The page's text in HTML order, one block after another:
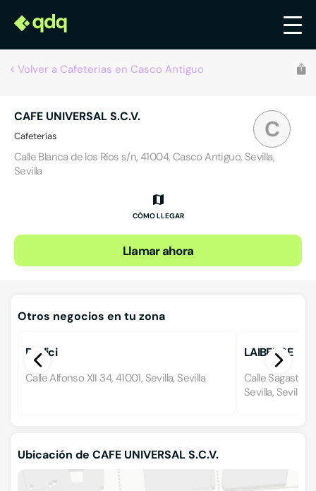
Volver a Cafeterias en Casco Antiguo
C
CAFE UNIVERSAL S.C.V.
Cafeterías
Calle Blanca de los Ríos s/n, 41004, Casco Antiguo, Sevilla,
Sevilla
CÓMO LLEGAR
Llamar ahora
Otros negocios en tu zona
Dodici
Calle Alfonso XII 34, 41001, Sevilla, Sevilla
LAIBENSE
Calle Sagasta
Sevilla, Sevilla
Ubicación de CAFE UNIVERSAL S.C.V.